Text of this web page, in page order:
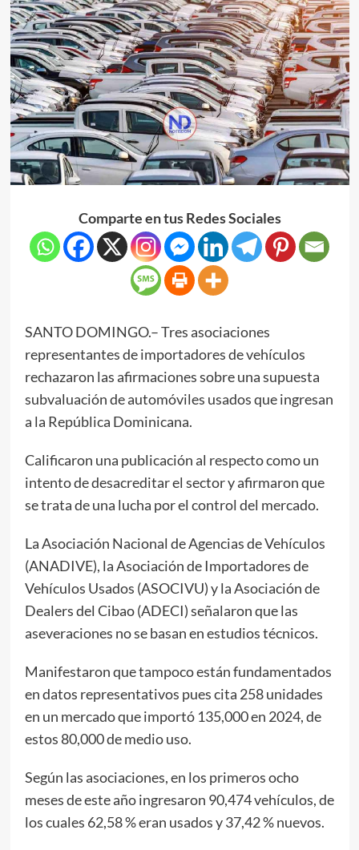
Comparte en tus Redes Sociales
SANTO DOMINGO.– Tres asociaciones
representantes de importadores de vehículos
rechazaron las afirmaciones sobre una supuesta
subvaluación de automóviles usados que ingresan
a la República Dominicana.
Calificaron una publicación al respecto como un
intento de desacreditar el sector y afirmaron que
se trata de una lucha por el control del mercado.
La Asociación Nacional de Agencias de Vehículos
(ANADIVE), la Asociación de Importadores de
Vehículos Usados (ASOCIVU) y la Asociación de
Dealers del Cibao (ADECI) señalaron que las
aseveraciones no se basan en estudios técnicos.
Manifestaron que tampoco están fundamentados
en datos representativos pues cita 258 unidades
en un mercado que importó 135,000 en 2024, de
estos 80,000 de medio uso.
Según las asociaciones, en los primeros ocho
meses de este año ingresaron 90,474 vehículos, de
los cuales 62,58 % eran usados y 37,42 % nuevos.